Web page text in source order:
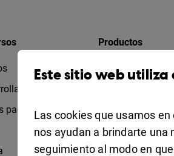
page
Productos
Design Studio
Apps
Este sitio web utiliza
Las cookies que usamos
nos ayudan a brindarte una
seguimiento al modo en